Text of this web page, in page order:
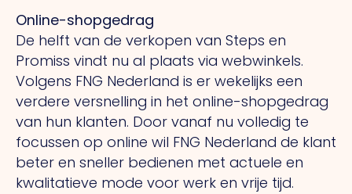
Online-shopgedrag
De helft van de verkopen van Steps en
Promiss vindt nu al plaats via webwinkels.
Volgens FNG Nederland is er wekelijks een
verdere versnelling in het online-shopgedrag
van hun klanten. Door vanaf nu volledig te
focussen op online wil FNG Nederland de klant
beter en sneller bedienen met actuele en
kwalitatieve mode voor werk en vrije tijd.